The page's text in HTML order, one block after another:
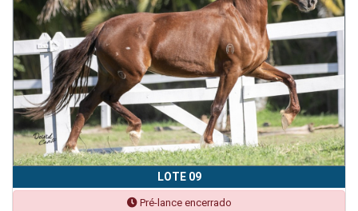
LOTE 09
Pré-lance encerrado